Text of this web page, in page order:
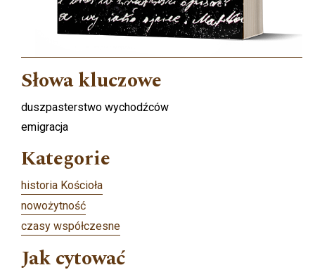
Słowa kluczowe
duszpasterstwo wychodźców
emigracja
Kategorie
historia Kościoła
nowożytność
czasy współczesne
Jak cytować